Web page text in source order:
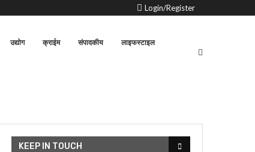
Login/Register
उद्योग क्राईम संपादकीय
लाइफस्टाइल
KEEP IN TOUCH